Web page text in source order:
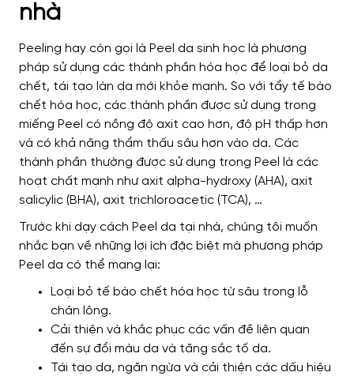
nhà
Peeling hay còn gọi là Peel da sinh học là phương
pháp sử dụng các thành phần hóa học để loại bỏ da
chết, tái tạo làn da mới khỏe mạnh. So với tẩy tế bào
chết hóa học, các thành phần được sử dụng trong
miếng Peel có nồng độ axit cao hơn, độ pH thấp hơn
và có khả năng thẩm thấu sâu hơn vào da. Các
thành phần thường được sử dụng trong Peel là các
hoạt chất mạnh như axit alpha-hydroxy (AHA), axit
salicylic (BHA), axit trichloroacetic (TCA), …
Trước khi dạy cách Peel da tại nhà, chúng tôi muốn
nhắc bạn về những lợi ích đặc biệt mà phương pháp
Peel da có thể mang lại:
Loại bỏ tế bào chết hóa học từ sâu trong lỗ
chân lông.
Cải thiện và khắc phục các vấn đề liên quan
đến sự đổi màu da và tăng sắc tố da.
Tái tạo da, ngăn ngừa và cải thiện các dấu hiệu